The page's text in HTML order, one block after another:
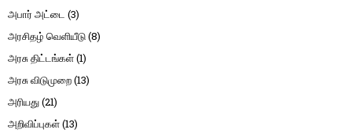
அபார் அட்டை (3)
அரசிதழ் வெளியீடு(8)
அரசு திட்டங்கள்(1)
அரசு விடுமுறை(13)
அரியது(21)
அறிவிப்புகள்(13)